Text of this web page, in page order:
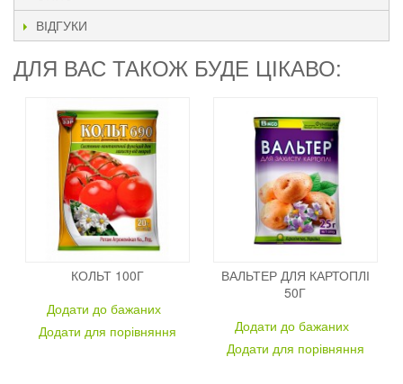
ВІДГУКИ
ДЛЯ ВАС ТАКОЖ БУДЕ ЦІКАВО:
КОЛЬТ 100Г
Додати до бажаних
Додати для порівняння
ВАЛЬТЕР ДЛЯ КАРТОПЛІ
50Г
Додати до бажаних
Додати для порівняння